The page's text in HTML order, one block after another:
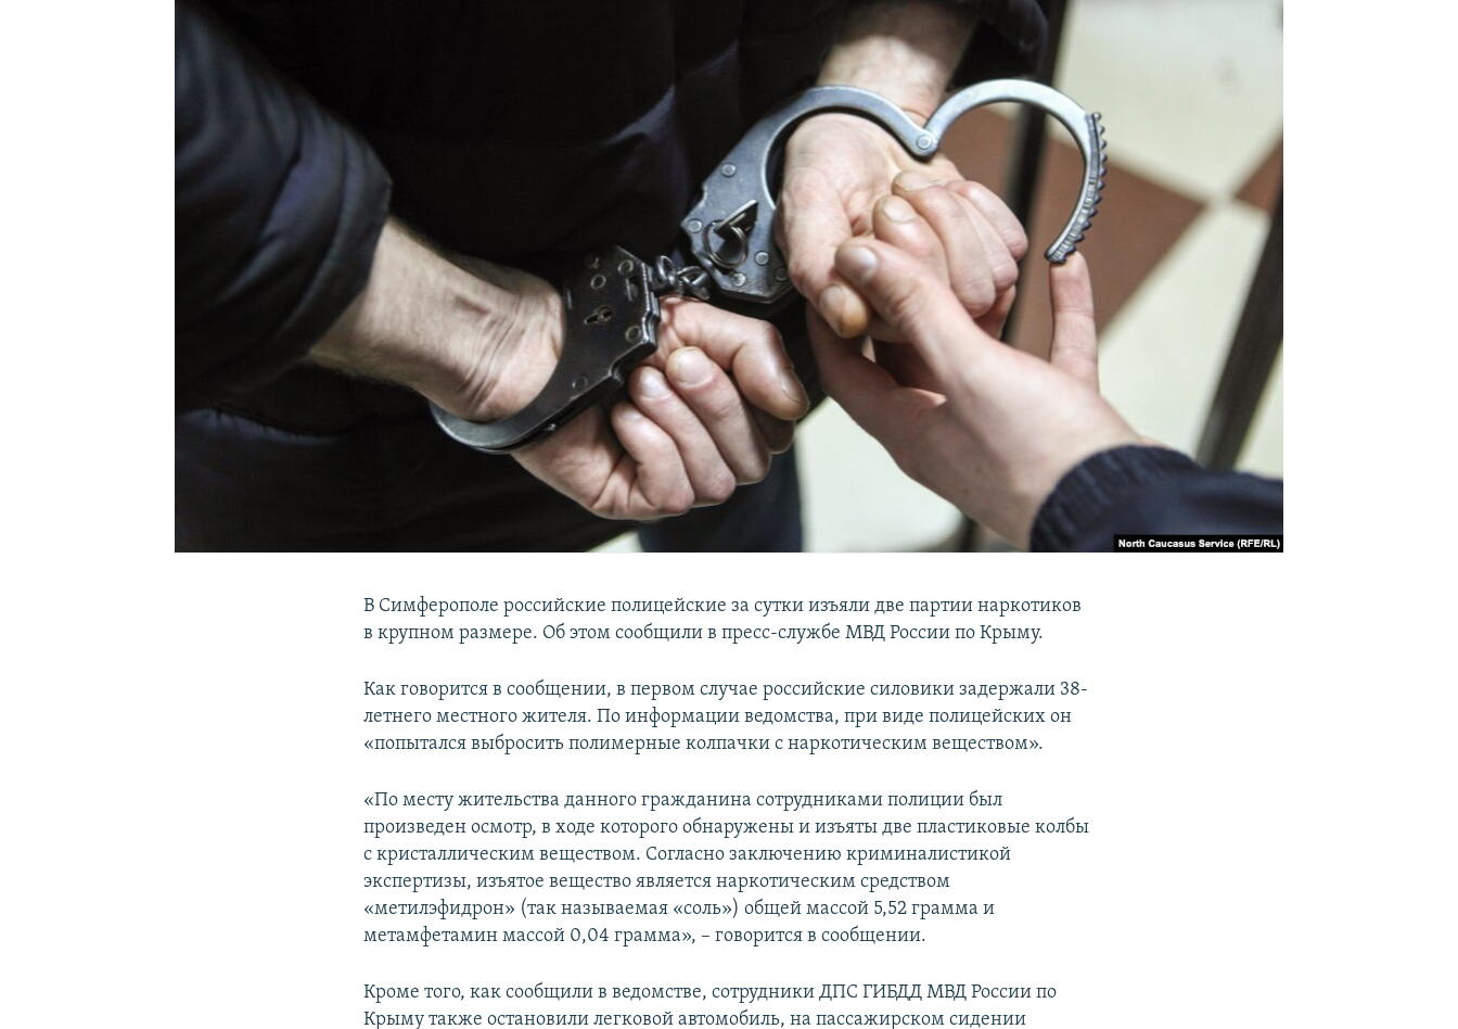
В Симферополе российские полицейские за сутки изъяли две партии наркотиков
в крупном размере. Об этом сообщили в пресс-службе МВД России по Крыму.
Как говорится в сообщении, в первом случае российские силовики задержали 38-
летнего местного жителя. По информации ведомства, при виде полицейских он
«попытался выбросить полимерные колпачки с наркотическим веществом».
«По месту жительства данного гражданина сотрудниками полиции был
произведен осмотр, в ходе которого обнаружены и изъяты две пластиковые колбы
с кристаллическим веществом. Согласно заключению криминалистикой
экспертизы, изъятое вещество является наркотическим средством
«метилэфидрон» (так называемая «соль») общей массой 5,52 грамма и
метамфетамин массой 0,04 грамма», – говорится в сообщении.
Кроме того, как сообщили в ведомстве, сотрудники ДПС ГИБДД МВД России по
Крыму также остановили легковой автомобиль, на пассажирском сидении